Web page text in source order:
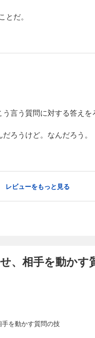
だ。
言う質問に対する答え
ろうけど。なんだろう。
レビューをもっと見る
相手を動かす
を動かす質問の技